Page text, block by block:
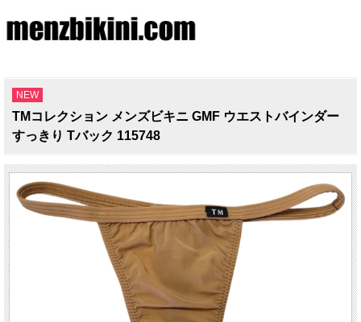
NEW
TMコレクション メンズビキニ GMF ウエストバインダー
すっきり Tバック 115748